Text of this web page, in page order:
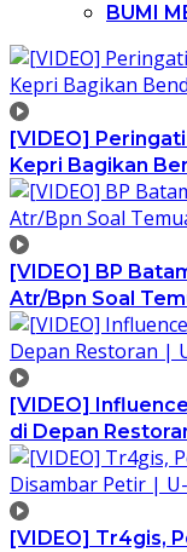
BUMI
[VIDEO]
Kepri Bagikan
[VIDEO] BP
Atr/Bpn Soal
[VIDEO]
di Depan
[VIDEO] Tr4gis,